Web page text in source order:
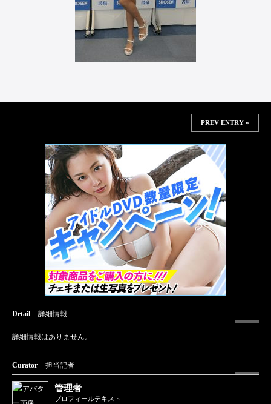
PREV ENTRY »
Detail 詳細情報
詳細情報はありません。
Curator 担当記者
管理者
プロフィールテキスト